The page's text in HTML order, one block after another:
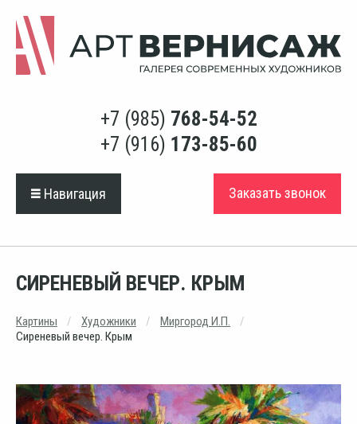
+7 (985) 768-54-52
+7 (916) 173-85-60
Навигация Заказать звонок
СИРЕНЕВЫЙ ВЕЧЕР. КРЫМ
Картины Художники
Миргород И.П.
Сиреневый вечер. Крым